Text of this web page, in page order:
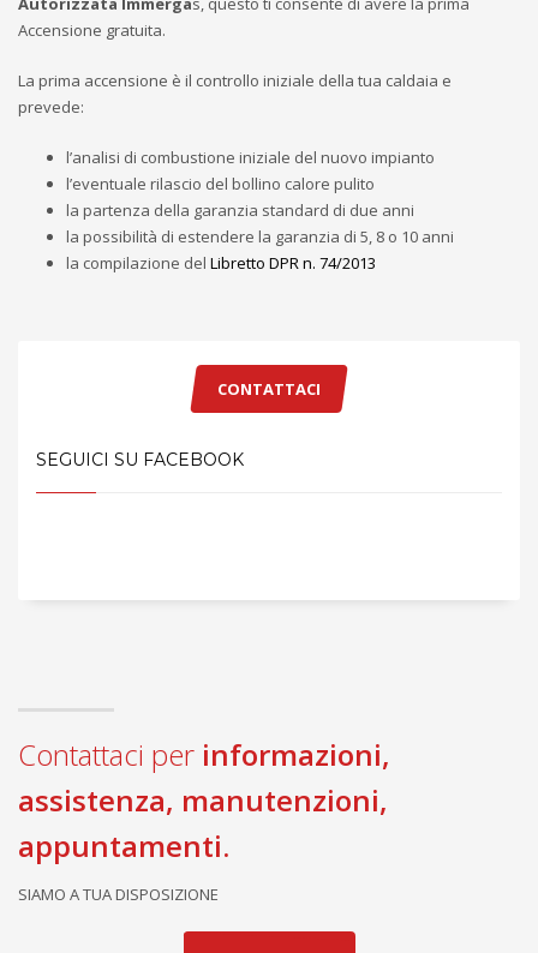
Accensione gratuita.
La prima accensione è il controllo iniziale della tua caldaia e
prevede:
l’analisi di combustione iniziale del nuovo impianto
l’eventuale rilascio del bollino calore pulito
la partenza della garanzia standard di due anni
la possibilità di estendere la garanzia di 5, 8 o 10 anni
la compilazione del Libretto DPR n. 74/2013
CONTATTACI
SEGUICI SU FACEBOOK
Contattaci per informazioni,
assistenza, manutenzioni,
appuntamenti.
SIAMO A TUA DISPOSIZIONE